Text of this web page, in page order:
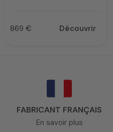
Prix
869 € Découvrir
FABRICANT FRANÇAIS
En savoir plus